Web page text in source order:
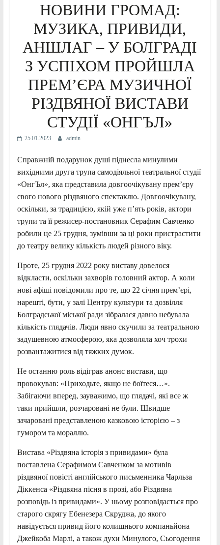
НОВИНИ ГРОМАД:
МУЗИКА, ПРИВИДИ,
АНШЛАГ – У БОЛГРАДІ
З УСПІХОМ ПРОЙШЛА
ПРЕМ’ЄРА МУЗИЧНОЇ
РІЗДВЯНОЇ ВИСТАВИ
СТУДІЇ «ОНГЪЛ»
25.01.2023 admin
Справжній подарунок душі піднесла минулими
вихідними друга трупа самодіяльної театральної студії
«ОнгЪл», яка представила довгоочікувану прем’єру
свого нового різдвяного спектаклю. Довгоочікувану,
оскільки, за традицією, якій уже п’ять років, актори
трупи та її режисер-постановник Серафим Савченко
робили це 25 грудня, зумівши за ці роки пристрастити
до театру велику кількість людей різного віку.
Проте, 25 грудня 2022 року виставу довелося
відкласти, оскільки захворів головний актор. А коли
нові афіші повідомили про те, що 22 січня прем’єрі,
нарешті, бути, у залі Центру культури та дозвілля
Болградської міської ради зібралася давно небувала
кількість глядачів. Люди явно скучили за театральною
задушевною атмосферою, яка дозволяла хоч трохи
розвантажитися від тяжких думок.
Не останню роль відіграв анонс вистави, що
провокував: «Приходьте, якщо не боїтеся…».
Забігаючи вперед, зауважимо, що глядачі, які все ж
таки прийшли, розчаровані не були. Швидше
зачаровані представленою казковою історією – з
гумором та мораллю.
Вистава «Різдвяна історія з привидами» була
поставлена Серафимом Савченком за мотивів
різдвяної повісті англійського письменника Чарльза
Діккенса «Різдвяна пісня в прозі, або Різдвяна
розповідь із привидами». У ньому розповідається про
старого скрягу Ебенезера Скруджа, до якого
навідується привид його колишнього компаньйона
Джейкоба Марлі, а також духи Минулого, Сьогодення